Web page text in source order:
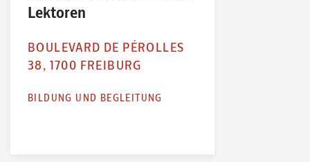
Lektoren
BOULEVARD DE PÉROLLES
38, 1700 FREIBURG
BILDUNG UND BEGLEITUNG